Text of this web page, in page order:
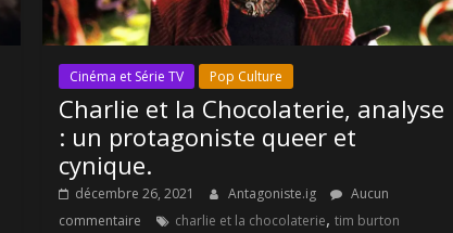
Cinéma et Série TV Pop Culture
Charlie et la Chocolaterie, analyse
: un protagoniste queer et
cynique.
décembre 26, 2021 Antagoniste.ig
Aucun
commentaire
charlie et la chocolaterie,tim burton